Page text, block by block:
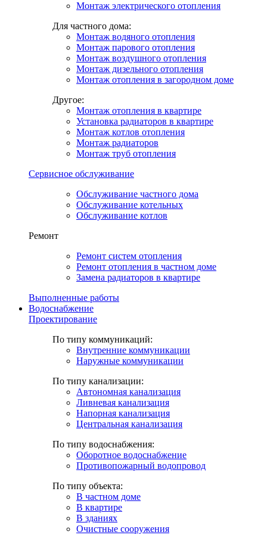
Монтаж электрического отопления
Для частного дома:
Монтаж водяного отопления
Монтаж парового отопления
Монтаж воздушного отопления
Монтаж дизельного отопления
Монтаж отопления в загородном доме
Другое:
Монтаж отопления в квартире
Установка радиаторов в квартире
Монтаж котлов отопления
Монтаж радиаторов
Монтаж труб отопления
Сервисное обслуживание
Обслуживание частного дома
Обслуживание котельных
Обслуживание котлов
Ремонт
Ремонт систем отопления
Ремонт отопления в частном доме
Замена радиаторов в квартире
Выполненные работы
Водоснабжение
Проектирование
По типу коммуникаций:
Внутренние коммуникации
Наружные коммуникации
По типу канализации:
Автономная канализация
Ливневая канализация
Напорная канализация
Центральная канализация
По типу водоснабжения:
Оборотное водоснабжение
Противопожарный водопровод
По типу объекта:
В частном доме
В квартире
В зданиях
Очистные сооружения